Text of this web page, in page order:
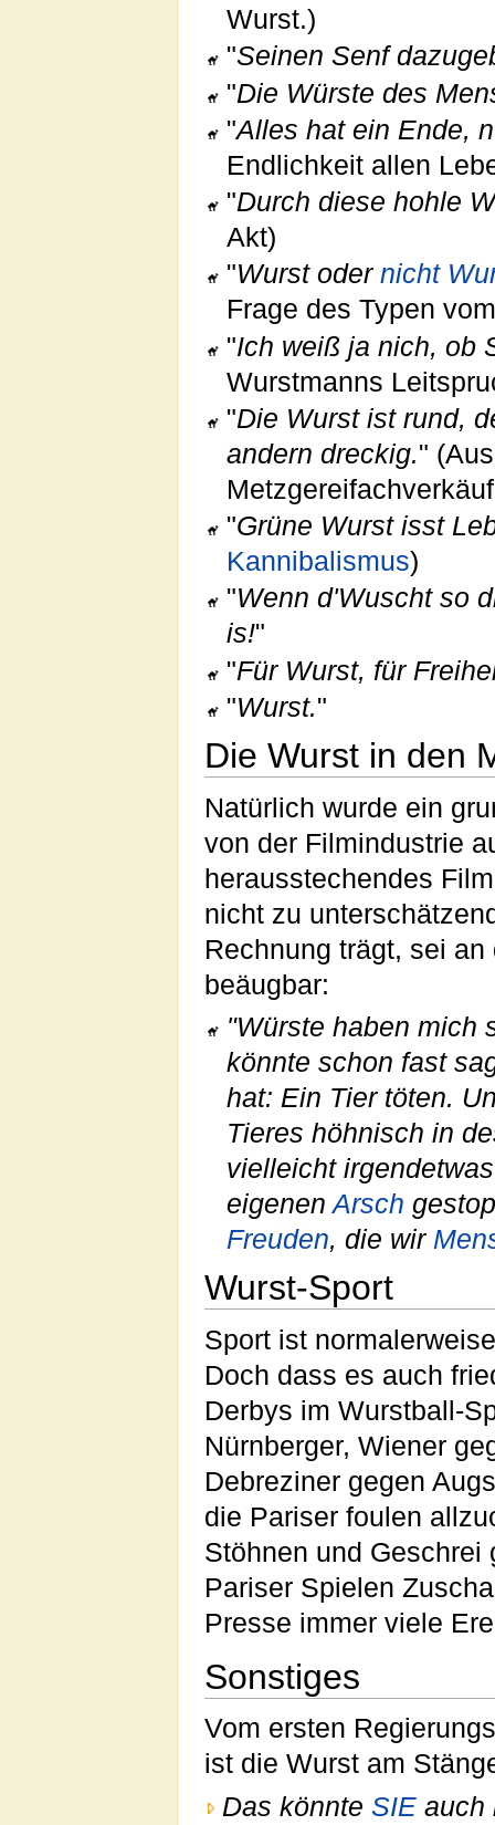
Wurst.)
"Seinen Senf
"Die Würste des
"Alles hat ein Ende,
Endlichkeit allen
"Durch diese hohle
Akt)
"Wurst odernicht
Frage des Typen
"Ich weiß ja nich, ob
Wurstmanns
"Die Wurst ist rund,
andern dreckig."
"Grüne Wurst isst
Kannibalismus)
"Wenn d'Wuscht so
is!"
"Für Wurst, für
"Wurst."
Die Wurst in den
Natürlich wurde ein
von der Filmindustrie
herausstechendes
nicht zu
Rechnung trägt, sei
beäugbar:
"Würste haben mich
könnte schon fast
hat: Ein Tier töten.
Tieres höhnisch in
vielleicht
eigenenArsch
Freuden, die wir
Wurst-Sport
Sport ist
Doch dass es auch
Derbys im Wurstball-
Nürnberger, Wiener
Debreziner gegen
die Pariser foulen
Stöhnen und Geschrei
Pariser Spielen
Presse immer viele
Sonstiges
Vom ersten
ist die Wurst am
Das könnte SIE auch